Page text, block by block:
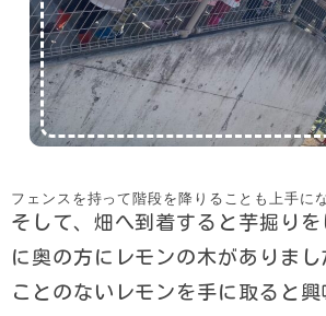
フェンスを持って階段を降りることも上手に
そして、畑へ到着すると芋掘りを
に奥の方にレモンの木がありま
ことのないレモンを手に取ると